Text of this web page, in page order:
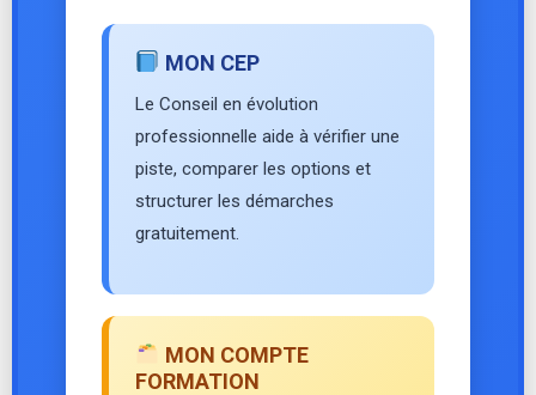
MON CEP
Le Conseil en évolution
professionnelle aide à vérifier une
piste, comparer les options et
structurer les démarches
gratuitement.
MON COMPTE
FORMATION